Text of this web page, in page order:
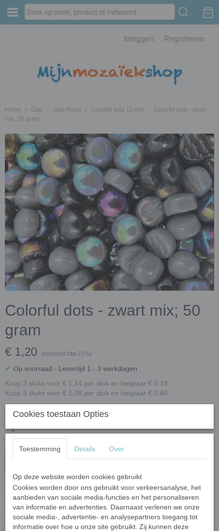
Inloggen Registreren
Home › Glas › Glas Rond › Colorful dots 12 mm ›
Colorful dots - zwart
mix; 50 gram
Colorful dots - zwart mix; 50
gram
€ 1,20 (inclusief btw 21%)
✓ Op voorraad - Levertijd 1 - 3 werkdagen
Koop 3 stuks voor € 1,14 per stuk en bespaar € 0,18
Koop 5 stuks voor € 1,08 per stuk en bespaar € 0,60
Aantal
Mix van glanzende, matte en geïridiseerde steentjes van
verschillinde kleuren.
50 gram (circa 34 steentjes) met een dikte van 6 mm.
Voor het knippen van de steentjes raden wij dewieltjestang
Cookies toestaan Opties
Toestemming Details Over
Op deze website worden cookies gebruikt
Cookies worden door ons gebruikt voor verkeersanalyse, het
aanbieden van sociale media-functies en het personaliseren
van informatie en advertenties. Daarnaast verlenen we onze
sociale media-, advertentie- en analysepartners toegang tot
informatie over hoe u onze site gebruikt. Zij kunnen deze